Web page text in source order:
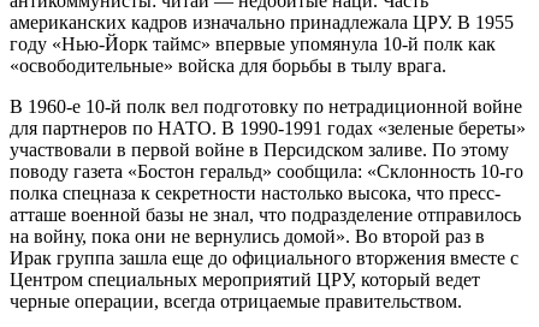
американских кадров изначально принадлежала ЦРУ. В 1955
году «Нью-Йорк таймс» впервые упомянула 10-й полк как
«освободительные» войска для борьбы в тылу врага.
В 1960-е 10-й полк вел подготовку по нетрадиционной войне
для партнеров по НАТО. В 1990-1991 годах «зеленые береты»
участвовали в первой войне в Персидском заливе. По этому
поводу газета «Бостон геральд» сообщила: «Склонность 10-го
полка спецназа к секретности настолько высока, что пресс-
атташе военной базы не знал, что подразделение отправилось
на войну, пока они не вернулись домой». Во второй раз в
Ирак группа зашла еще до официального вторжения вместе с
Центром специальных мероприятий ЦРУ, который ведет
черные операции, всегда отрицаемые правительством.